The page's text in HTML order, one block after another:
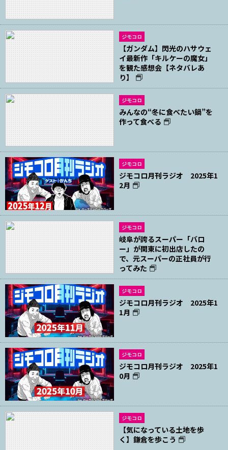
ジモコロ
【ガンダム】閃光のハサウェ
イ最新作「キルケーの魔女」
を観た感想会【ネタバレあ
り】
ジモコロ
みんなの“冬に食べたい鍋”を
作って食べる
ジモコロ
ジモコロ月刊ラジオ 2025年1
2月
ジモコロ
岐阜が誇るスーパー「バロ
ー」が関東に初出店したの
で、元スーパーの正社員が行
ってみた
ジモコロ
ジモコロ月刊ラジオ 2025年1
1月
ジモコロ
ジモコロ月刊ラジオ 2025年1
0月
ジモコロ
【気になっている土地を歩
く】鎌倉を歩こう